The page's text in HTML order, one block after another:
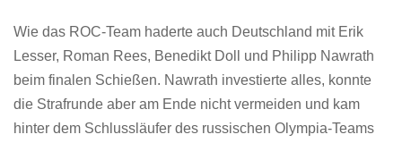
Wie das ROC-Team haderte auch Deutschland mit Erik
Lesser, Roman Rees, Benedikt Doll und Philipp Nawrath
beim finalen Schießen. Nawrath investierte alles, konnte
die Strafrunde aber am Ende nicht vermeiden und kam
hinter dem Schlussläufer des russischen Olympia-Teams